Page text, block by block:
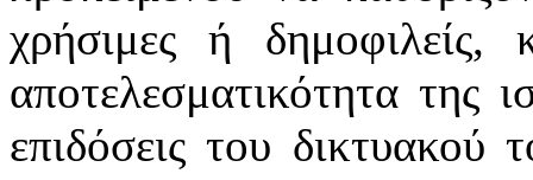
χρήσιμες ή
αποτελεσματικότητα της
επιδόσεις του δικτυακού